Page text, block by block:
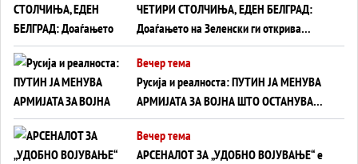
ЧЕТИРИ СТОЛЧИЊА, ЕДЕН БЕЛГРАД:
Доаѓањето на Зеленски ги открива
тајните на политиката на балансирање
на Вучиќ
Вечер тема
Русија и реалноста: ПУТИН ЈА МЕНУВА
АРМИЈАТА ЗА ВОЈНА ШТО ОСТАНУВА
БЕЗ ФРОНТ
Вечер тема
АРСЕНАЛОТ ЗА „УДОБНО ВОЈУВАЊЕ“ е